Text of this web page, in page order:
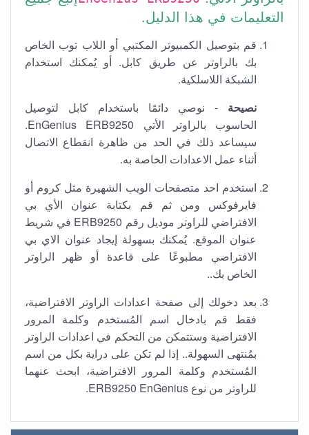
التعليمات في هذا الدليل.
قم بتوصيل الكمبيوتر المكتبي أو اللاب توب الخاص
بك بالراوتر عن طريق كابل. أو يُمكنك استخدام
الشبكة اللاسلكية.
نصيحة - نوصي دائمًا باستخدام كابل لتوصيل
الحاسوب بالراوتر الأتي EnGenius ERB9250.
سيساعد ذلك في الحد من ظاهرة انقطاع الاتصال
أثناء عمل الاعدادات الخاصة به.
استخدم احد متصفحات الويب الشهيرة مثل كروم أو
فايرفوكس ومن ثم قم بكتابة عنوان الأي بي
الافتراضي للراوتر موديل رقم ERB9250 في شريط
عنوان الموقع. يُمكنك بسهولة إيجاد عنوان الاي بي
الافتراضي مطبوعًا على قاعدة أو ظهر الراوتر
الخاص بك..
بعد دخولك إلى صفحة اعدادات الراوتر الافتراضية،
فقط قم بادخال اسم المُستخدم وكلمة المرور
الافتراضية وستتمكن من التحكم في اعدادات الراوتر
بمُنتهى السهولة.. إذا لم تكن على دراية بكل من اسم
المُستخدم وكلمة المرور الافتراضية، ابحث عنهما
للراوتر من نوع ERB9250 EnGenius.